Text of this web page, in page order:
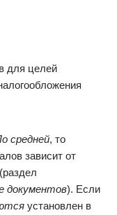
для целей
средней, то
зависит от
документов). Если
установлен в